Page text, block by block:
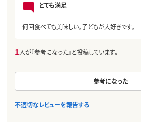
とても満足
何回食べても美味しい。子どもが大好きです。
1人が『参考になった』と投稿しています。
参考になった
不適切なレビューを報告する